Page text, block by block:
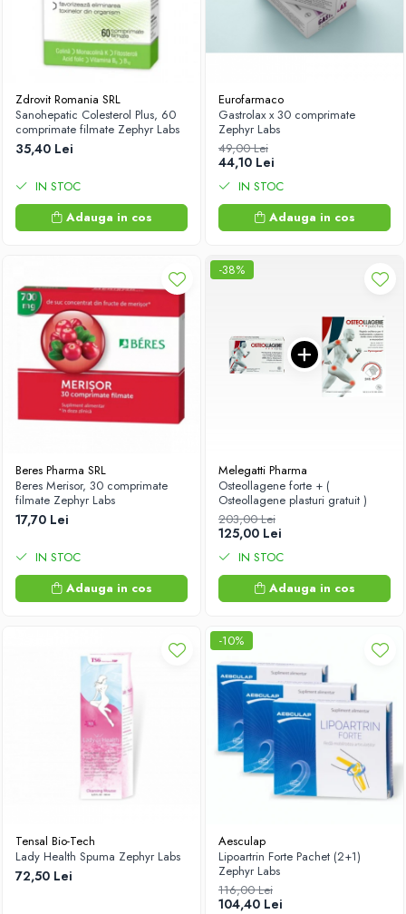
Zdrovit Romania SRL
Sanohepatic Colesterol Plus, 60
comprimate filmate Zephyr Labs
35,40 Lei
IN STOC
Adauga in cos
Eurofarmaco
Gastrolax x 30 comprimate
Zephyr Labs
49,00 Lei
44,10 Lei
IN STOC
Adauga in cos
Beres Pharma SRL
Beres Merisor, 30 comprimate
filmate Zephyr Labs
17,70 Lei
IN STOC
Adauga in cos
-38%
Melegatti Pharma
Osteollagene forte + (
Osteollagene plasturi gratuit )
203,00 Lei
125,00 Lei
IN STOC
Adauga in cos
Tensal Bio-Tech
Lady Health Spuma Zephyr Labs
72,50 Lei
-10%
Aesculap
Lipoartrin Forte Pachet (2+1)
Zephyr Labs
116,00 Lei
104,40 Lei